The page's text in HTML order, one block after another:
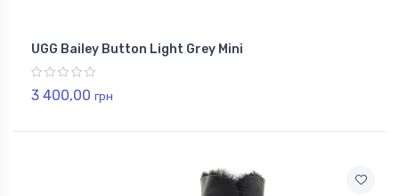
UGG Bailey Button Light Grey Mini
3 400,00 грн